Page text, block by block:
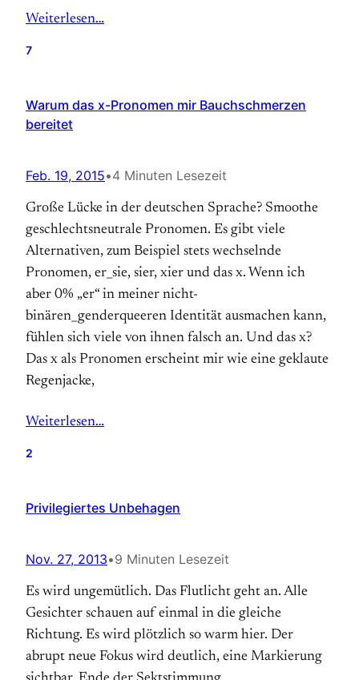
Weiterlesen…
7
Warum das x-Pronomen mir Bauchschmerzen
bereitet
Feb. 19, 2015•4 Minuten Lesezeit
Große Lücke in der deutschen Sprache? Smoothe
geschlechtsneutrale Pronomen. Es gibt viele
Alternativen, zum Beispiel stets wechselnde
Pronomen, er_sie, sier, xier und das x. Wenn ich
aber 0% „er“ in meiner nicht-
binären_genderqueeren Identität ausmachen kann,
fühlen sich viele von ihnen falsch an. Und das x?
Das x als Pronomen erscheint mir wie eine geklaute
Regenjacke,
Weiterlesen…
2
Privilegiertes Unbehagen
Nov. 27, 2013•9 Minuten Lesezeit
Es wird ungemütlich. Das Flut­licht geht an. Alle
Gesichter schauen auf einmal in die gleiche
Richtung. Es wird plötzlich so warm hier. Der
abrupt neue Fokus wird deutlich, eine Mar­kierung